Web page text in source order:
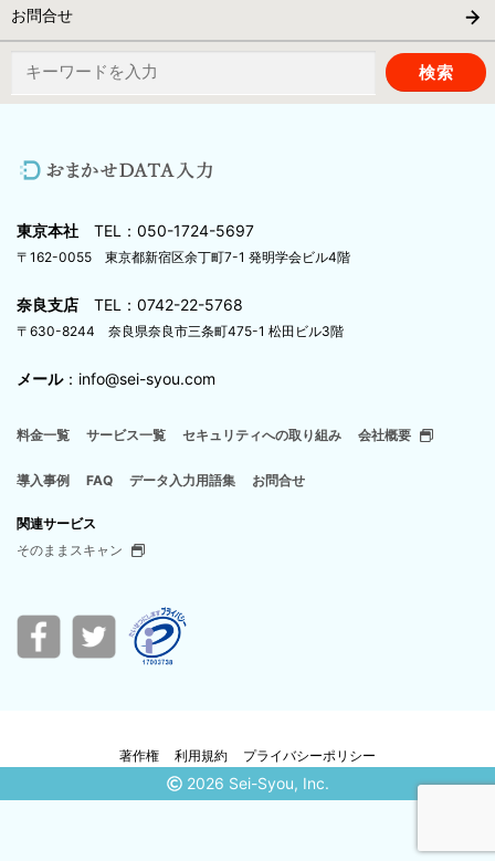
お問合せ
東京本社 TEL：050-1724-5697
〒162-0055 東京都新宿区余丁町7-1 発明学会ビル4階
奈良支店 TEL：0742-22-5768
〒630-8244 奈良県奈良市三条町475-1 松田ビル3階
メール：info@sei-syou.com
料金一覧 サービス一覧 セキュリティへの取り組み 会社概要
導入事例 FAQ データ入力用語集 お問合せ
関連サービス
そのままスキャン
著作権 利用規約 プライバシーポリシー
2026 Sei-Syou, Inc.